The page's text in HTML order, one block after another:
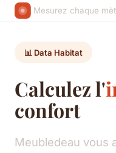
Mesurez chaque
📊 Data Habitat
Calculez l'
confort
Meubledeau vous